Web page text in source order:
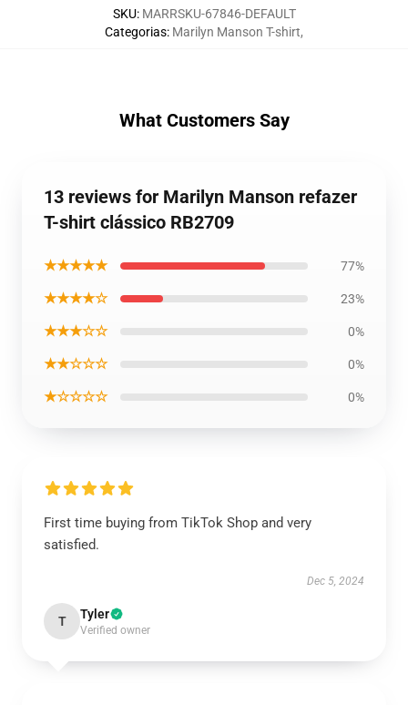
SKU: MARRSKU-67846-DEFAULT
Categorias: Marilyn Manson T-shirt,
What Customers Say
13 reviews for Marilyn Manson refazer
T-shirt clássico RB2709
★★★★★ 77%
★★★★☆ 23%
★★★☆☆ 0%
★★☆☆☆ 0%
★☆☆☆☆ 0%
First time buying from TikTok Shop and very
satisfied.
Dec 5, 2024
T Tyler
Verified owner